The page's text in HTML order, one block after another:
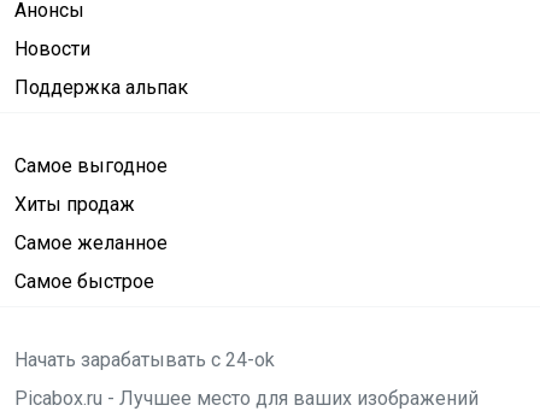
Анонсы
Новости
Поддержка альпак
Самое выгодное
Хиты продаж
Самое желанное
Самое быстрое
Начать зарабатывать с 24-ok
Picabox.ru - Лучшее место для ваших изображений